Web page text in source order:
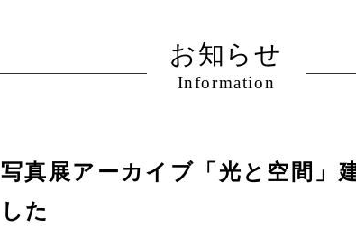
お知らせ
Information
写真展アーカイブ「光と空間」
した